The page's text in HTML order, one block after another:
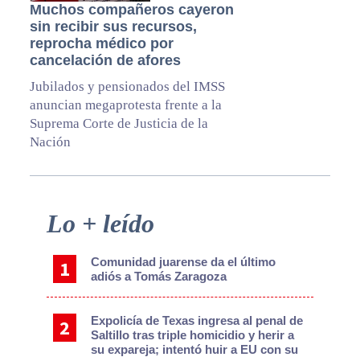
Muchos compañeros cayeron
sin recibir sus recursos,
reprocha médico por
cancelación de afores
Jubilados y pensionados del IMSS
anuncian megaprotesta frente a la
Suprema Corte de Justicia de la
Nación
Primary
Sidebar
Lo + leído
Comunidad juarense da el último
adiós a Tomás Zaragoza
Expolicía de Texas ingresa al penal de
Saltillo tras triple homicidio y herir a
su expareja; intentó huir a EU con su